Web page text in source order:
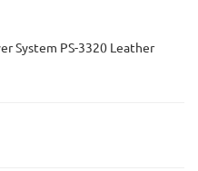
System PS-3320 Leather